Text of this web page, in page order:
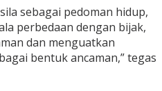
sebagai pedoman hidup,
perbedaan dengan bijak,
dan menguatkan
bentuk ancaman,” tegas